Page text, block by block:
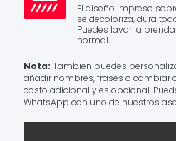
El diseño impreso
se decoloriza, dura
Puedes lavar la
normal.
Nota: Tambien puedes
añadir nombres, frases o cambiar
costo adicional y es opcional.
WhatsApp con uno de nuestros